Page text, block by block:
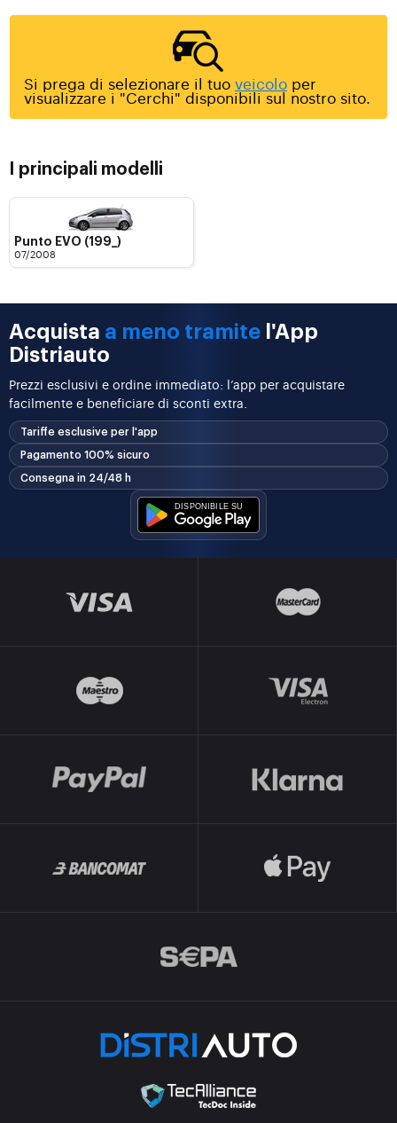
Si prega di selezionare il tuo veicolo per
visualizzare i "Cerchi" disponibili sul nostro sito.
I principali modelli
Punto EVO (199_)
07/2008
Acquista a meno tramite l'App
Distriauto
Prezzi esclusivi e ordine immediato: l’app per acquistare
facilmente e beneficiare di sconti extra.
Tariffe esclusive per l'app
Pagamento 100% sicuro
Consegna in 24/48 h